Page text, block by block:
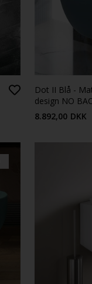
Dot II Blå -
design NO
toiletsæde
8.892,00 DKK